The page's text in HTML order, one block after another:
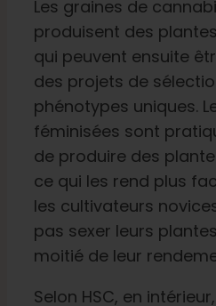
Les graines de
produisent des
qui peuvent ensuite
des projets de
phénotypes uniques.
féminisées sont
de produire des
ce qui les rend plus
les cultivateurs
pas sexer leurs
moitié de leur
Selon HSC, en